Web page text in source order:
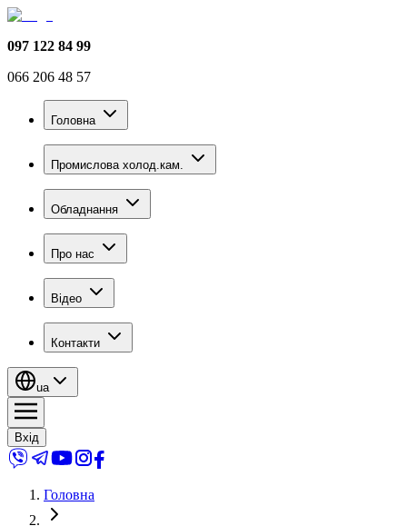
097 122 84 99
066 206 48 57
Головна
Промислова холод.кам.
Обладнання
Про нас
Відео
Контакти
ua
Вхід
Головна